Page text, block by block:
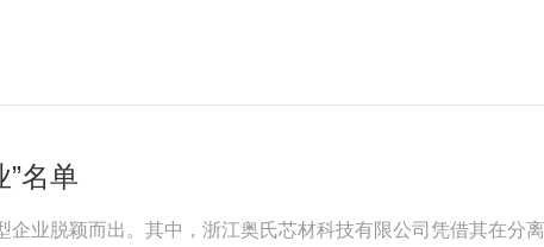
名单
业脱颖而出。其中，浙江奥氏芯材科技有限公司凭借其在分